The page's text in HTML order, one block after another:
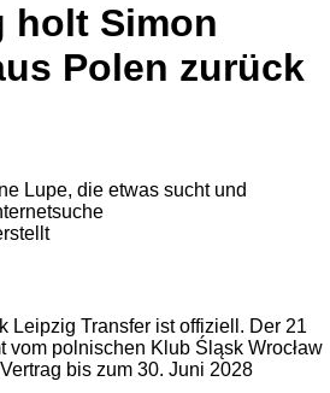
holt Simon
Polen zurück
Leipzig Transfer ist offiziell. Der 21
vom polnischen Klub Śląsk Wrocław
bis zum 30. Juni 2028